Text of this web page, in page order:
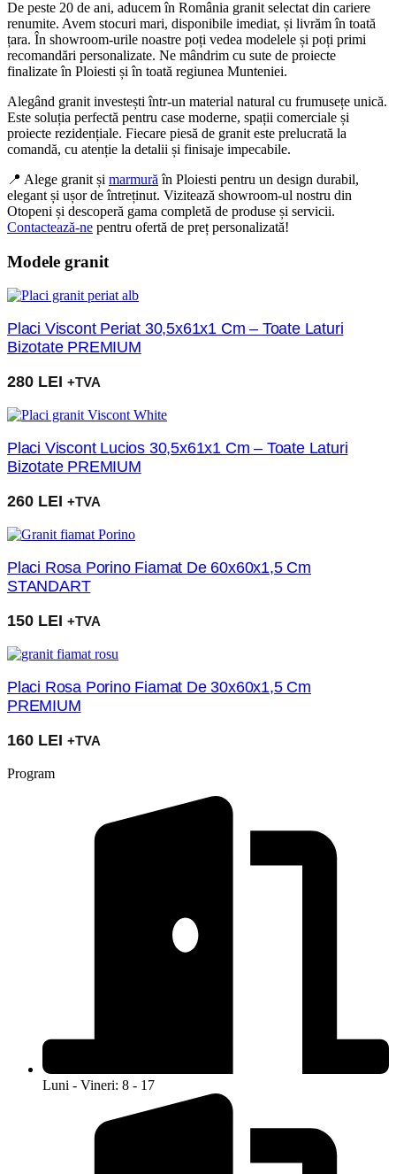
De peste 20 de ani, aducem în România granit selectat din cariere
renumite. Avem stocuri mari, disponibile imediat, și livrăm în toată
țara. În showroom-urile noastre poți vedea modelele și poți primi
recomandări personalizate. Ne mândrim cu sute de proiecte
finalizate în Ploiesti și în toată regiunea Munteniei.
Alegând granit investești într-un material natural cu frumusețe unică.
Este soluția perfectă pentru case moderne, spații comerciale și
proiecte rezidențiale. Fiecare piesă de granit este prelucrată la
comandă, cu atenție la detalii și finisaje impecabile.
📍 Alege granit și marmură în Ploiesti pentru un design durabil,
elegant și ușor de întreținut. Vizitează showroom-ul nostru din
Otopeni și descoperă gama completă de produse și servicii.
Contactează-ne pentru ofertă de preț personalizată!
Modele granit
Placi Viscont Periat 30,5x61x1 Cm – Toate Laturi
Bizotate PREMIUM
280 LEI +TVA
Placi Viscont Lucios 30,5x61x1 Cm – Toate Laturi
Bizotate PREMIUM
260 LEI +TVA
Placi Rosa Porino Fiamat De 60x60x1,5 Cm
STANDART
150 LEI +TVA
Placi Rosa Porino Fiamat De 30x60x1,5 Cm
PREMIUM
160 LEI +TVA
Program
Luni - Vineri: 8 - 17